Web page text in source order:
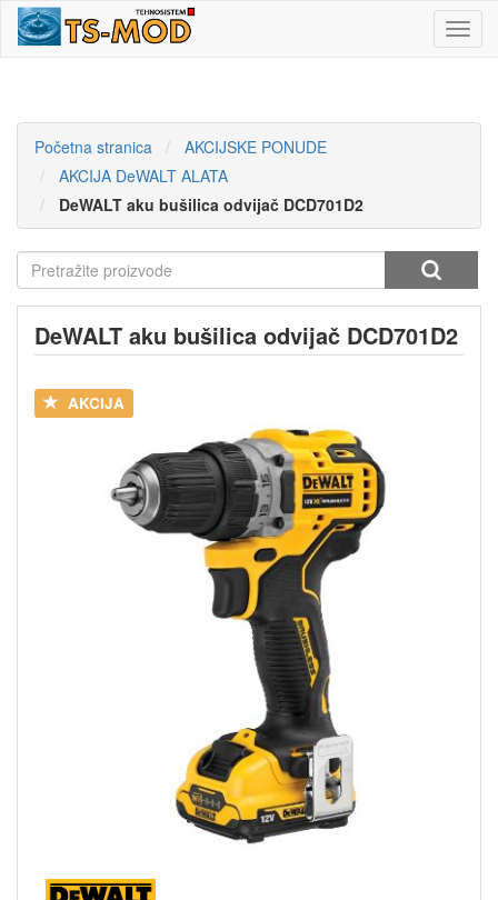
Početna stranica
AKCIJSKE PONUDE
AKCIJA DeWALT ALATA
DeWALT aku bušilica odvijač DCD701D2
DeWALT aku bušilica odvijač DCD701D2
AKCIJA